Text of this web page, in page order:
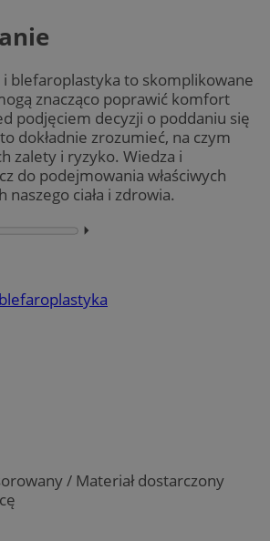
i blefaroplastyka to skomplikowane
znacząco poprawić komfort
podjęciem decyzji o poddaniu się
dokładnie zrozumieć, na czym
zalety i ryzyko. Wiedza i
do podejmowania właściwych
naszego ciała i zdrowia.
⏵︎
blefaroplastyka
/ Materiał dostarczony